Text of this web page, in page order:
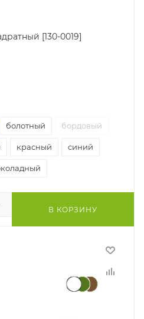
[130-0019]
В КОРЗИНУ
болотный бордовый
красный синий